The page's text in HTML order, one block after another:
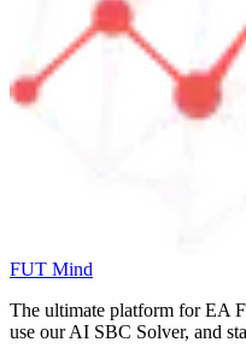
FUT Mind
The ultimate platform for EA
use our AI SBC Solver, and